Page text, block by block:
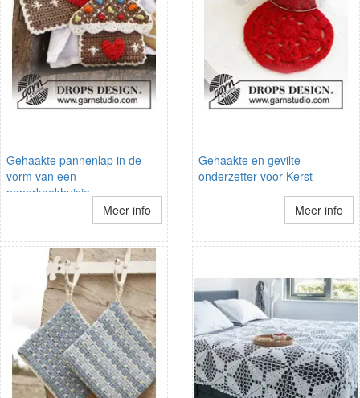
Gehaakte pannenlap in de
vorm van een
peperkoekhuisje
Meer info
Gehaakte en gevilte
onderzetter voor Kerst
Meer info